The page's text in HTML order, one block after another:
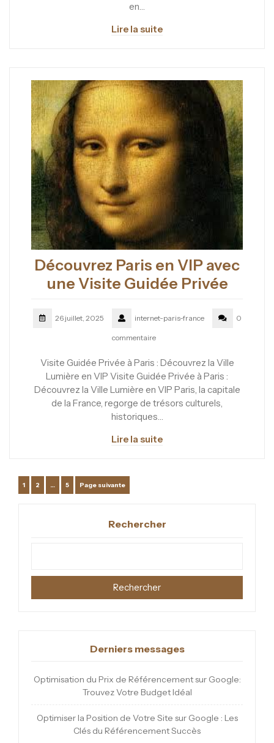
en…
Lire la suite
Découvrez Paris en VIP avec
une Visite Guidée Privée
26 juillet, 2025 internet-paris-france 0
commentaire
Visite Guidée Privée à Paris : Découvrez la Ville
Lumière en VIP Visite Guidée Privée à Paris :
Découvrez la Ville Lumière en VIP Paris, la capitale
de la France, regorge de trésors culturels,
historiques…
Lire la suite
Pagination
publications
Page
1 Page
2 … Page
5 Page suivante
Rechercher
Rechercher
Derniers messages
Optimisation du Prix de Référencement sur Google:
Trouvez Votre Budget Idéal
Optimiser la Position de Votre Site sur Google : Les
Clés du Référencement Succès